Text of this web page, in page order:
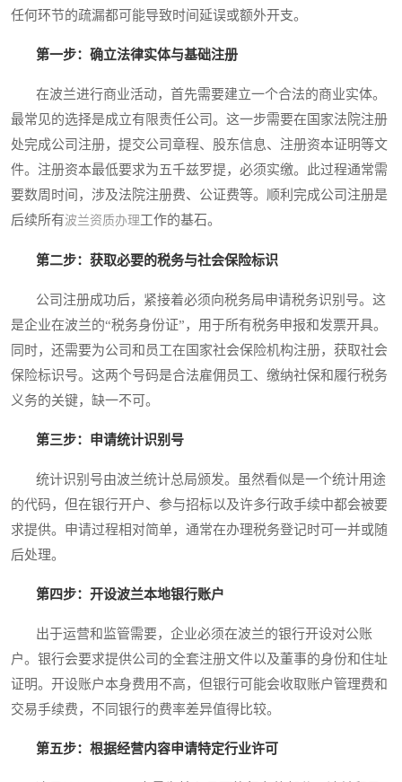
任何环节的疏漏都可能导致时间延误或额外开支。
第一步：确立法律实体与基础注册
在波兰进行商业活动，首先需要建立一个合法的商业实体。
最常见的选择是成立有限责任公司。这一步需要在国家法院注册
处完成公司注册，提交公司章程、股东信息、注册资本证明等文
件。注册资本最低要求为五千兹罗提，必须实缴。此过程通常需
要数周时间，涉及法院注册费、公证费等。顺利完成公司注册是
后续所有波兰资质办理工作的基石。
第二步：获取必要的税务与社会保险标识
公司注册成功后，紧接着必须向税务局申请税务识别号。这
是企业在波兰的“税务身份证”，用于所有税务申报和发票开具。
同时，还需要为公司和员工在国家社会保险机构注册，获取社会
保险标识号。这两个号码是合法雇佣员工、缴纳社保和履行税务
义务的关键，缺一不可。
第三步：申请统计识别号
统计识别号由波兰统计总局颁发。虽然看似是一个统计用途
的代码，但在银行开户、参与招标以及许多行政手续中都会被要
求提供。申请过程相对简单，通常在办理税务登记时可一并或随
后处理。
第四步：开设波兰本地银行账户
出于运营和监管需要，企业必须在波兰的银行开设对公账
户。银行会要求提供公司的全套注册文件以及董事的身份和住址
证明。开设账户本身费用不高，但银行可能会收取账户管理费和
交易手续费，不同银行的费率差异值得比较。
第五步：根据经营内容申请特定行业许可